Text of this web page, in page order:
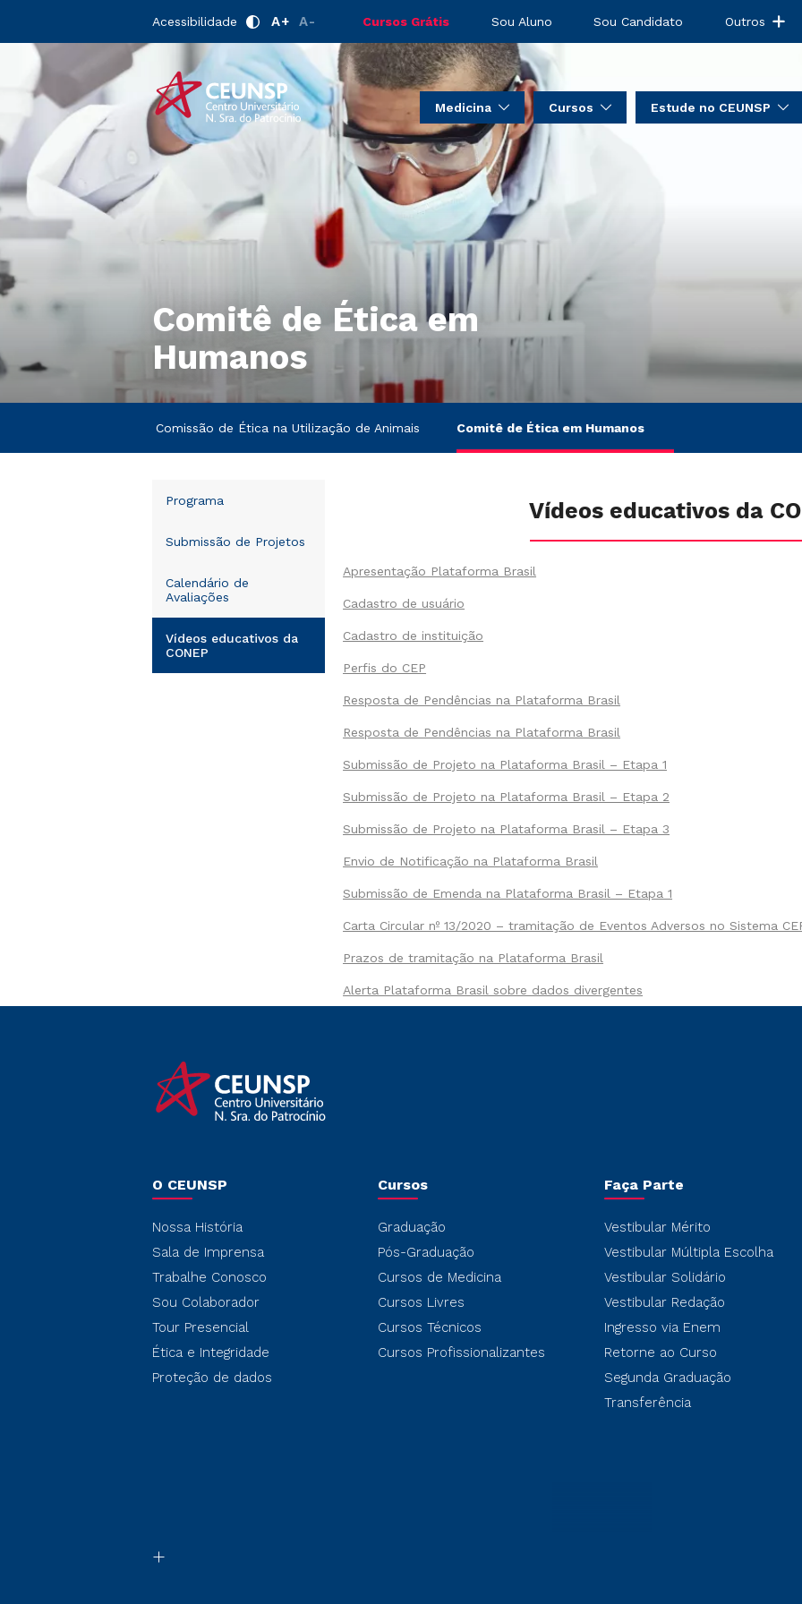
Acessibilidade A+ A- Cursos Grátis Sou Aluno Sou Candidato Outros
Medicina Cursos Estude no CEUNSP
Comitê de Ética em
Humanos
Comissão de Ética na Utilização de Animais Comitê de Ética em Humanos
Programa
Submissão de Projetos
Calendário de
Avaliações
Vídeos educativos da
CONEP
Vídeos educativos da
Apresentação Plataforma Brasil
Cadastro de usuário
Cadastro de instituição
Perfis do CEP
Resposta de Pendências na Plataforma Brasil
Resposta de Pendências na Plataforma Brasil
Submissão de Projeto na Plataforma Brasil – Etapa 1
Submissão de Projeto na Plataforma Brasil – Etapa 2
Submissão de Projeto na Plataforma Brasil – Etapa 3
Envio de Notificação na Plataforma Brasil
Submissão de Emenda na Plataforma Brasil – Etapa 1
Carta Circular nº 13/2020 – tramitação de Eventos Adversos no Sistema
Prazos de tramitação na Plataforma Brasil
Alerta Plataforma Brasil sobre dados divergentes
O CEUNSP
Nossa História
Sala de Imprensa
Trabalhe Conosco
Sou Colaborador
Tour Presencial
Ética e Integridade
Proteção de dados
Cursos
Graduação
Pós-Graduação
Cursos de Medicina
Cursos Livres
Cursos Técnicos
Cursos Profissionalizantes
Faça Parte
Vestibular Mérito
Vestibular Múltipla Escolha
Vestibular Solidário
Vestibular Redação
Ingresso via Enem
Retorne ao Curso
Segunda Graduação
Transferência